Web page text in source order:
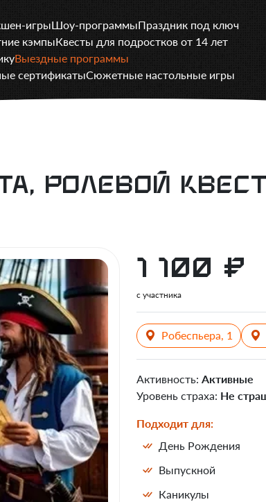
игрыШоу-программыПраздник под ключ
кэмпыКвесты для подростков от 14 лет
Выездные программы
сертификатыСюжетные настольные игры
ролевой квест
1 100 ₽
с участника
Робеспьера, 1
Активность: Активные
Уровень страха: Не
Подходит для:
День Рождения
Выпускной
Каникулы